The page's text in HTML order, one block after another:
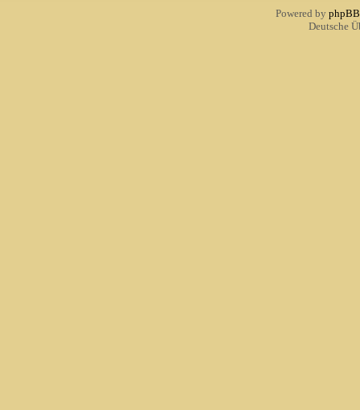
Powered by phpBB
Deutsche